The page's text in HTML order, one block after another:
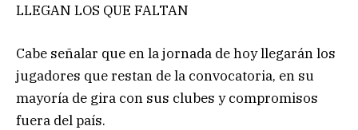
LLEGAN LOS QUE FALTAN
Cabe señalar que en la jornada de hoy llegarán los
jugadores que restan de la convocatoria, en su
mayoría de gira con sus clubes y compromisos
fuera del país.